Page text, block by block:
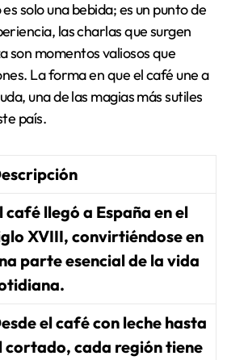
solo una bebida; es un punto de
las charlas que surgen
son momentos valiosos que
La forma en que el café une a
una de las magias más sutiles
país.
café llegó a España en el
XVIII, convirtiéndose en
parte esencial de la vida
el café con leche hasta
cortado, cada región tiene